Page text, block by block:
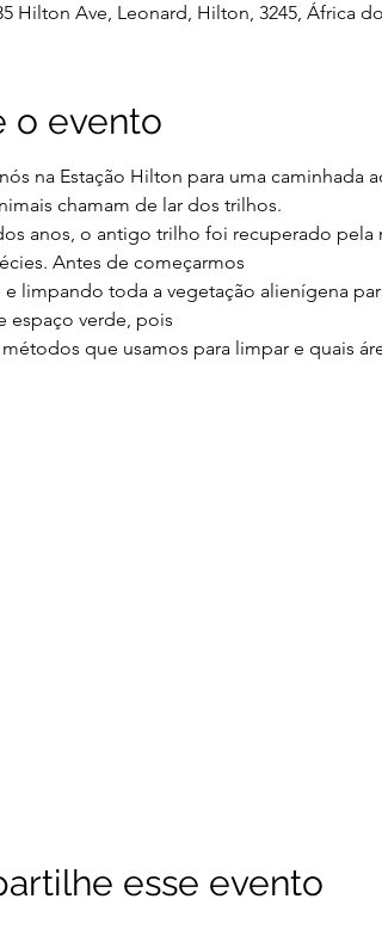
Hilton Ave, Leonard, Hilton, 3245, África
o evento
na Estação Hilton para uma
chamam de lar dos trilhos.
anos, o antigo trilho foi recuperado pela
Antes de começarmos
e limpando toda a vegetação alienígena
espaço verde, pois
que usamos para limpar e quais
esse evento